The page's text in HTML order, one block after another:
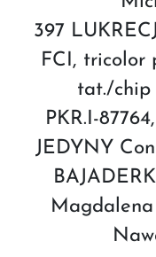
397
FCI, tricolor
tat./chip
PKR.I-
JEDYNY
Magdalena